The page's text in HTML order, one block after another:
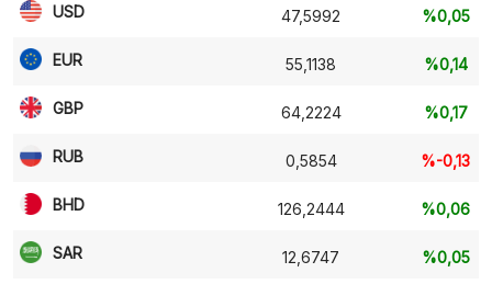
USD 47,5992 %0,05
EUR 55,1138 %0,14
GBP 64,2224 %0,17
RUB 0,5854 %-0,13
BHD 126,2444 %0,06
SAR 12,6747 %0,05